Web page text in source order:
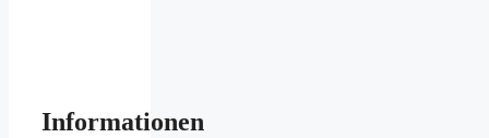
Informationen